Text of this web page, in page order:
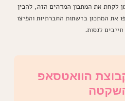
לקחת את המתכון המדהים הזה, להכין
את המתכון ברשתות החברתיות והפיצו
לנסות.
הוואטסאפ